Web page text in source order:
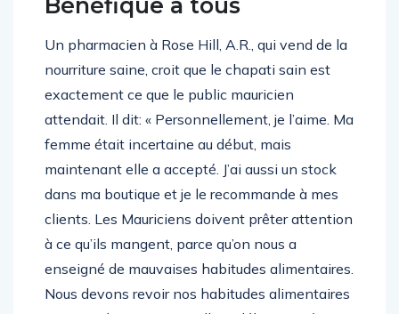
Un pharmacien à Rose Hill, A.R., qui vend de la
nourriture saine, croit que le chapati sain est
exactement ce que le public mauricien
attendait. Il dit: « Personnellement, je l’aime. Ma
femme était incertaine au début, mais
maintenant elle a accepté. J’ai aussi un stock
dans ma boutique et je le recommande à mes
clients. Les Mauriciens doivent prêter attention
à ce qu’ils mangent, parce qu’on nous a
enseigné de mauvaises habitudes alimentaires.
Nous devons revoir nos habitudes alimentaires